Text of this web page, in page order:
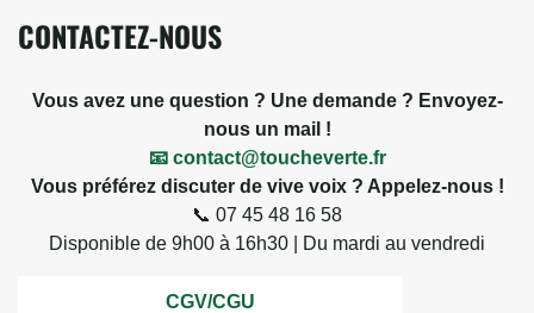
CONTACTEZ-NOUS
Vous avez une question ? Une demande ? Envoyez-
nous un mail !
📧 contact@toucheverte.fr
Vous préférez discuter de vive voix ? Appelez-nous !
📞 07 45 48 16 58
Disponible de 9h00 à 16h30 | Du mardi au vendredi
CGV/CGU